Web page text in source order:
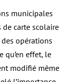
municipales
carte scolaire
opérations
qu’en effet, le
modifié même